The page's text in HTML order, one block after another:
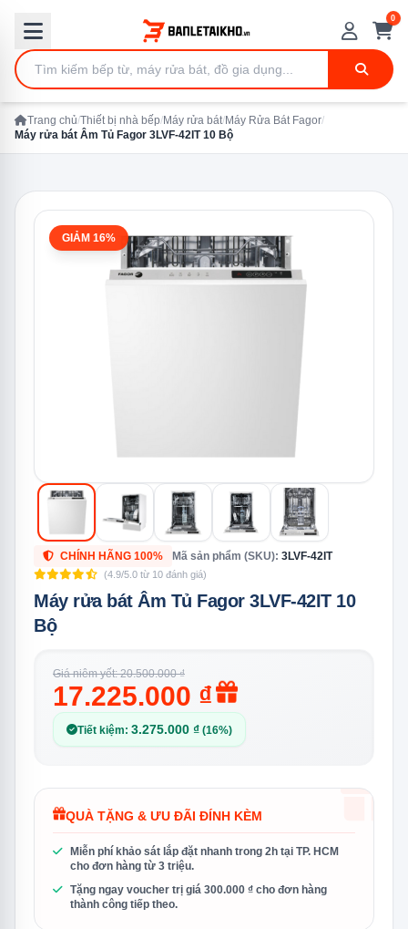
0
Trang chủ/Thiết bị nhà bếp/Máy rửa bát/Máy Rửa Bát Fagor/
Máy rửa bát Âm Tủ Fagor 3LVF-42IT 10 Bộ
GIẢM 16%
CHÍNH HÃNG 100% Mã sản phẩm (SKU): 3LVF-42IT
(4.9/5.0 từ 10 đánh giá)
Máy rửa bát Âm Tủ Fagor 3LVF-42IT 10
Bộ
Giá niêm yết: 20.500.000 ₫
17.225.000 ₫
Tiết kiệm: 3.275.000 ₫ (16%)
QUÀ TẶNG & ƯU ĐÃI ĐÍNH KÈM
Miễn phí khảo sát lắp đặt nhanh trong 2h tại TP. HCM
cho đơn hàng từ 3 triệu.
Tặng ngay voucher trị giá 300.000 ₫ cho đơn hàng
thành công tiếp theo.